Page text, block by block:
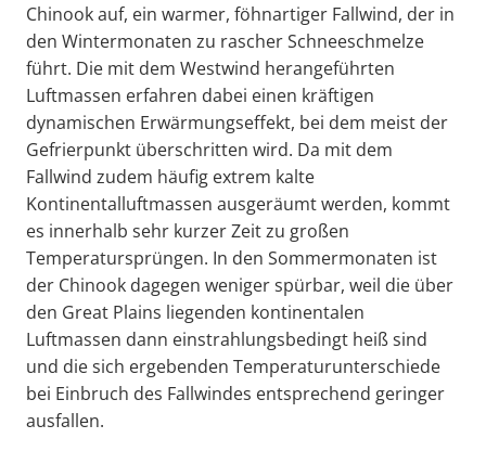
Chinook auf, ein warmer, föhnartiger Fallwind, der in
den Wintermonaten zu rascher Schneeschmelze
führt. Die mit dem Westwind herangeführten
Luftmassen erfahren dabei einen kräftigen
dynamischen Erwärmungseffekt, bei dem meist der
Gefrierpunkt überschritten wird. Da mit dem
Fallwind zudem häufig extrem kalte
Kontinentalluftmassen ausgeräumt werden, kommt
es innerhalb sehr kurzer Zeit zu großen
Temperatursprüngen. In den Sommermonaten ist
der Chinook dagegen weniger spürbar, weil die über
den Great Plains liegenden kontinentalen
Luftmassen dann einstrahlungsbedingt heiß sind
und die sich ergebenden Temperaturunterschiede
bei Einbruch des Fallwindes entsprechend geringer
ausfallen.